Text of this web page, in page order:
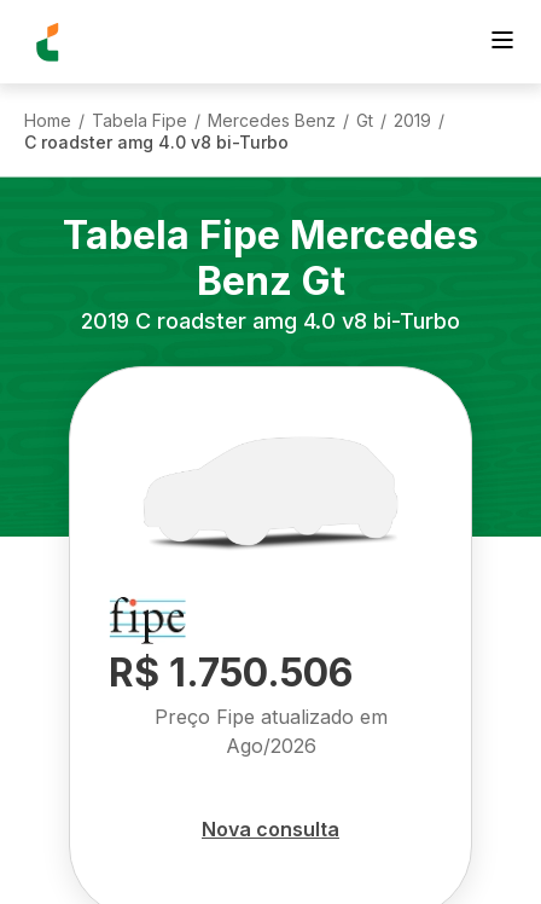
Home / Tabela Fipe / Mercedes Benz / Gt / 2019 /
C roadster amg 4.0 v8 bi-Turbo
Tabela Fipe Mercedes
Benz Gt
2019 C roadster amg 4.0 v8 bi-Turbo
R$ 1.750.506
Preço Fipe atualizado em
Ago/2026
Nova consulta